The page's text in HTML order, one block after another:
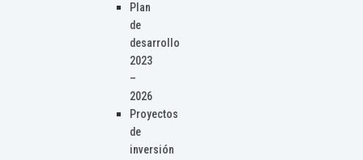
Plan
de
desarrollo
2023
–
2026
Proyectos
de
inversión